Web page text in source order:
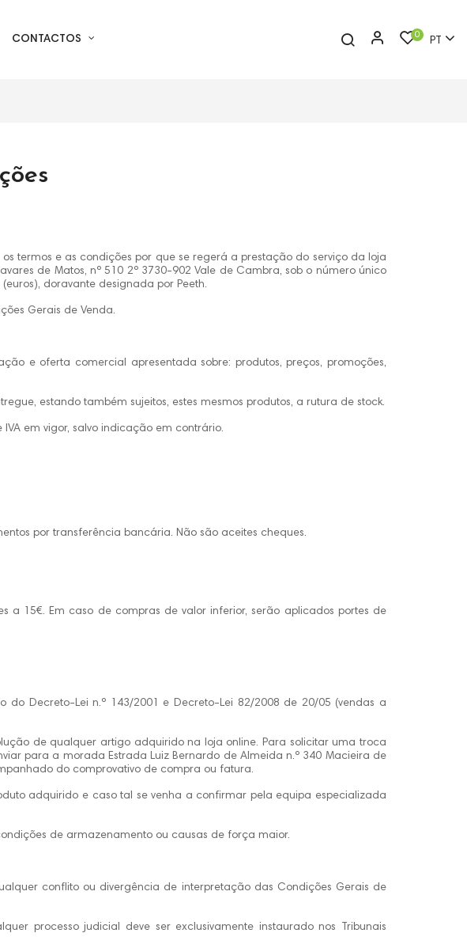
CONTACTOS 0
PT
termos e as condições por que se regerá a prestação do serviço da loja
de Matos, nº 510 2º 3730-902 Vale de Cambra, sob o número único
doravante designada por Peeth.
Gerais de Venda.
e oferta comercial apresentada sobre: produtos, preços, promoções,
estando também sujeitos, estes mesmos produtos, a rutura de stock.
em vigor, salvo indicação em contrário.
por transferência bancária. Não são aceites cheques.
a 15€. Em caso de compras de valor inferior, serão aplicados portes de
Decreto-Lei n.º 143/2001 e Decreto-Lei 82/2008 de 20/05 (vendas a
de qualquer artigo adquirido na loja online. Para solicitar uma troca
para a morada Estrada Luiz Bernardo de Almeida n.º 340 Macieira de
do comprovativo de compra ou fatura.
adquirido e caso tal se venha a confirmar pela equipa especializada
de armazenamento ou causas de força maior.
conflito ou divergência de interpretação das Condições Gerais de
processo judicial deve ser exclusivamente instaurado nos Tribunais